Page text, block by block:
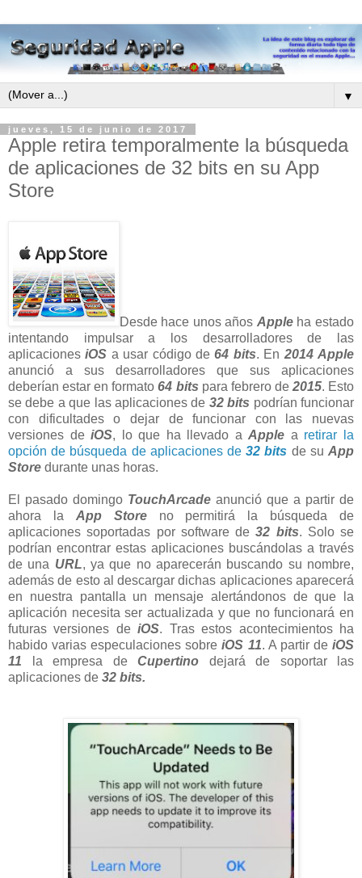
▼
jueves, 15 de junio de 2017
Apple retira temporalmente la búsqueda
de aplicaciones de 32 bits en su App
Store
Desde hace unos años Appleha estado
intentando impulsar a los desarrolladores de las
aplicacionesiOS a usar código de64 bits. En 2014 Apple
anunció a sus desarrolladores que sus aplicaciones
deberían estar en formato64 bits para febrero de 2015. Esto
se debe a que las aplicaciones de 32 bits podrían funcionar
con dificultades o dejar de funcionar con las nuevas
versiones deiOS, lo que ha llevado aApple a retirar la
opción de búsqueda de aplicaciones de32 bits de suApp
Store durante unas horas.
El pasado domingo TouchArcade anunció que a partir de
ahora la App Storeno permitirá la búsqueda de
aplicaciones soportadas por software de32 bits. Solo se
podrían encontrar estas aplicaciones buscándolas a través
de una URL, ya que no aparecerán buscando su nombre,
además de esto al descargar dichas aplicaciones aparecerá
en nuestra pantalla un mensaje alertándonos de que la
aplicación necesita ser actualizada y que no funcionará en
futuras versiones deiOS. Tras estos acontecimientos ha
habido varias especulaciones sobre iOS 11. A partir deiOS
11 la empresa de Cupertino dejará de soportar las
aplicaciones de 32 bits.